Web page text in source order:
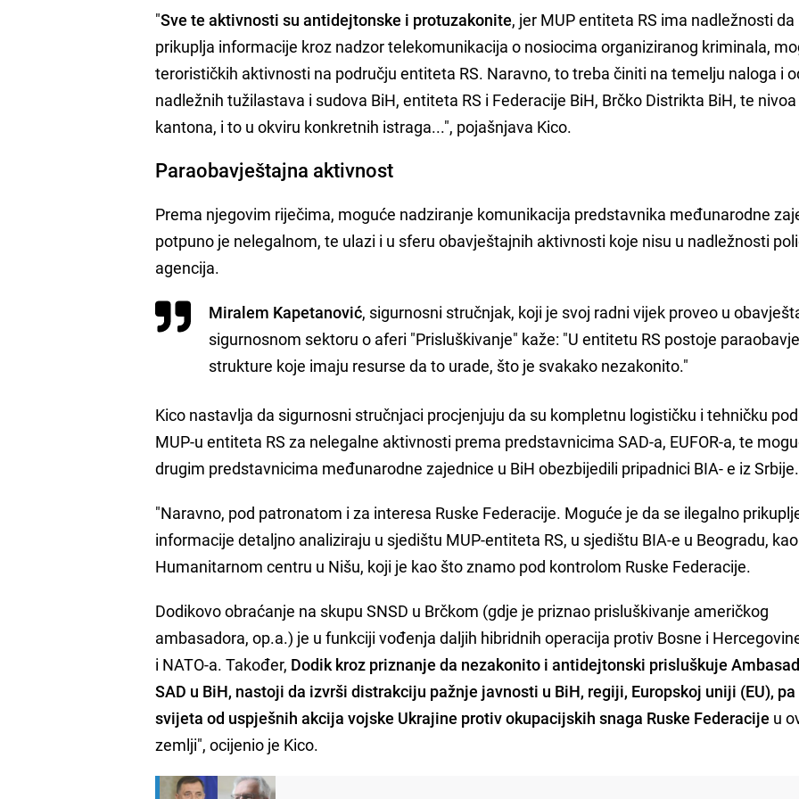
"Sve te aktivnosti su antidejtonske i protuzakonite, jer MUP entiteta RS ima nadležnosti da
prikuplja informacije kroz nadzor telekomunikacija o nosiocima organiziranog kriminala,
terorističkih aktivnosti na području entiteta RS. Naravno, to treba činiti na temelju naloga i
nadležnih tužilastava i sudova BiH, entiteta RS i Federacije BiH, Brčko Distrikta BiH, te nivoa
kantona, i to u okviru konkretnih istraga...", pojašnjava Kico.
Paraobavještajna aktivnost
Prema njegovim riječima, moguće nadziranje komunikacija predstavnika međunarodne
potpuno je nelegalnom, te ulazi i u sferu obavještajnih aktivnosti koje nisu u nadležnosti
agencija.
Miralem Kapetanović, sigurnosni stručnjak, koji je svoj radni vijek proveo u
sigurnosnom sektoru o aferi "Prisluškivanje" kaže: "U entitetu RS postoje
strukture koje imaju resurse da to urade, što je svakako nezakonito."
Kico nastavlja da sigurnosni stručnjaci procjenjuju da su kompletnu logističku i tehničku
MUP-u entiteta RS za nelegalne aktivnosti prema predstavnicima SAD-a, EUFOR-a, te
drugim predstavnicima međunarodne zajednice u BiH obezbijedili pripadnici BIA- e iz Srbije.
"Naravno, pod patronatom i za interesa Ruske Federacije. Moguće je da se ilegalno
informacije detaljno analiziraju u sjedištu MUP-entiteta RS, u sjedištu BIA-e u Beogradu,
Humanitarnom centru u Nišu, koji je kao što znamo pod kontrolom Ruske Federacije.
Dodikovo obraćanje na skupu SNSD u Brčkom (gdje je priznao prisluškivanje američkog
ambasadora, op.a.) je u funkciji vođenja daljih hibridnih operacija protiv Bosne i
i NATO-a. Također, Dodik kroz priznanje da nezakonito i antidejtonski prisluškuje
SAD u BiH, nastoji da izvrši distrakciju pažnje javnosti u BiH, regiji, Europskoj uniji (EU),
svijeta od uspješnih akcija vojske Ukrajine protiv okupacijskih snaga Ruske Federacije u
zemlji", ocijenio je Kico.